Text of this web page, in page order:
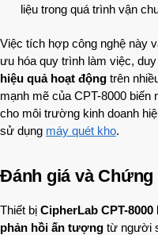
liệu trong quá trình vận
Việc tích hợp công nghệ này
ưu hóa quy trình làm việc,
hiệu quả hoạt động trên
mạnh mẽ của CPT-8000 biến
cho môi trường kinh doanh
sử dụng máy quét kho.
Đánh giá và
Thiết bị CipherLab CPT-
phản hồi ấn tượng từ người